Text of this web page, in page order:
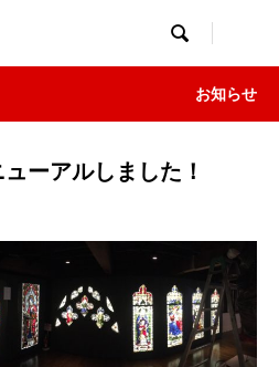

お知らせ
ーアルしました！